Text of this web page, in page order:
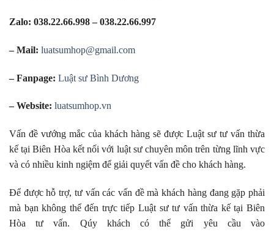
Zalo: 038.22.66.998 – 038.22.66.997
– Mail: luatsumhop@gmail.com
– Fanpage: Luật sư Bình Dương
– Website: luatsumhop.vn
Vấn đề vướng mắc của khách hàng sẽ được Luật sư tư vấn thừa
kế tại Biên Hòa kết nối với luật sư chuyên môn trên từng lĩnh vực
và có nhiều kinh ngiệm để giải quyết vấn đề cho khách hàng.
Để được hỗ trợ, tư vấn các vấn đề mà khách hàng đang gặp phải
mà bạn không thể đến trực tiếp Luật sư tư vấn thừa kế tại Biên
Hòa tư vấn. Qúy khách có thể gửi yêu cầu vào